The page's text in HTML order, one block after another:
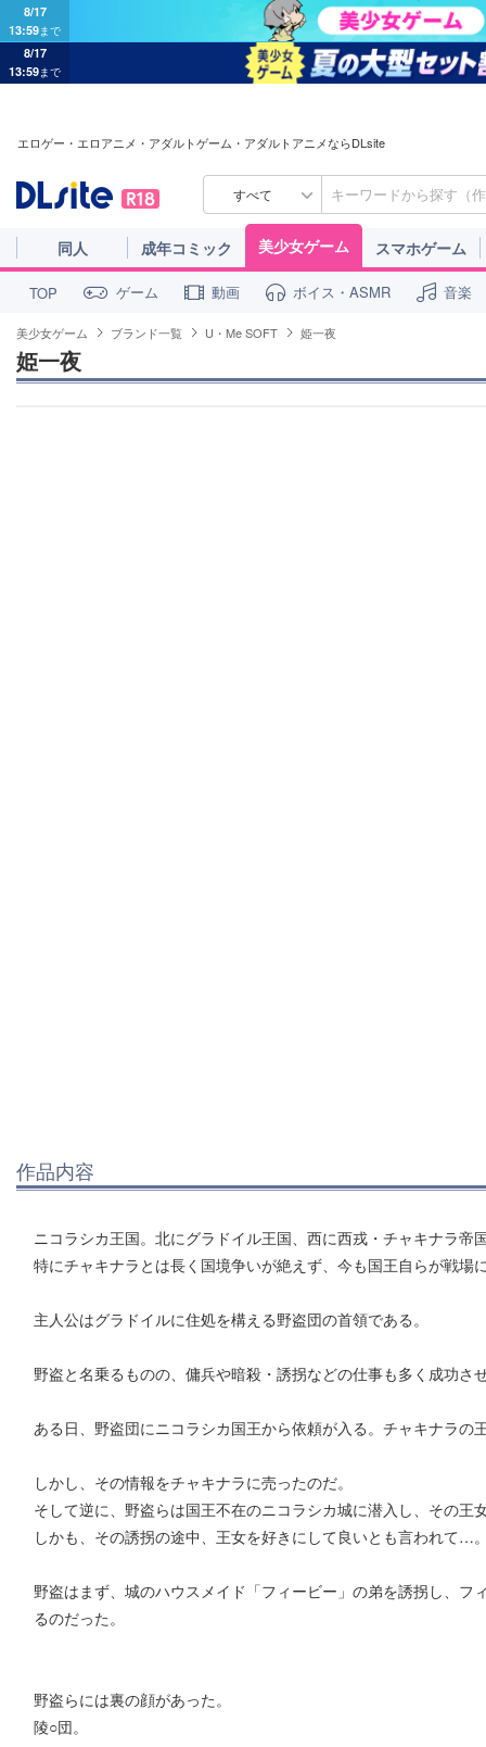
8/17
13:59まで
8/17
13:59まで
エロゲー・エロアニメ・アダルトゲーム・アダルトアニメならDLsite
すべて
同人 成年コミック 美少女ゲーム スマホゲーム
TOP ゲーム 動画 ボイス・ASMR 音楽
美少女ゲーム ブランド一覧 U・Me SOFT 姫一夜
姫一夜
作品内容
ニコラシカ王国。北にグラドイル王国、西に西戎・チャキナラ帝
特にチャキナラとは長く国境争いが絶えず、今も国王自らが戦場
主人公はグラドイルに住処を構える野盗団の首領である。
野盗と名乗るものの、傭兵や暗殺・誘拐などの仕事も多く成功さ
ある日、野盗団にニコラシカ国王から依頼が入る。チャキナラの
しかし、その情報をチャキナラに売ったのだ。
そして逆に、野盗らは国王不在のニコラシカ城に潜入し、その王
しかも、その誘拐の途中、王女を好きにして良いとも言われて…
野盗はまず、城のハウスメイド「フィービー」の弟を誘拐し、
るのだった。
野盗らには裏の顔があった。
陵○団。